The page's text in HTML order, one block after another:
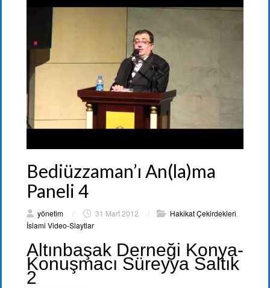
Bediüzzaman’ı An(la)ma
Paneli 4
yönetim / 31 Mart 2012 / Hakikat Çekirdekleri
İslami Video-Slaytlar
Altınbaşak Derneği Konya-
Konuşmacı Süreyya Saltık
2